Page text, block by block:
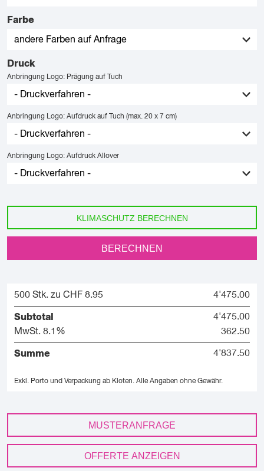
Farbe
Druck
Anbringung Logo: Prägung auf Tuch
Anbringung Logo: Aufdruck auf Tuch (max. 20 x 7 cm)
Anbringung Logo: Aufdruck Allover
KLIMASCHUTZ BERECHNEN
BERECHNEN
500 Stk. zu CHF 8.95 4'475.00
Subtotal
4'475.00
MwSt. 8.1%
362.50
Summe 4'837.50
Exkl. Porto und Verpackung ab Kloten. Alle Angaben ohne Gewähr.
MUSTERANFRAGE
OFFERTE ANZEIGEN